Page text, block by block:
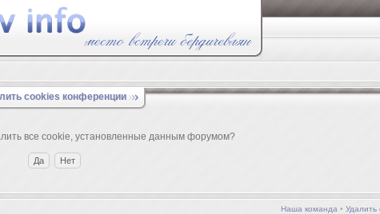
cookies конференции
все cookie, установленные данным форумом?
Наша команда • Удалить